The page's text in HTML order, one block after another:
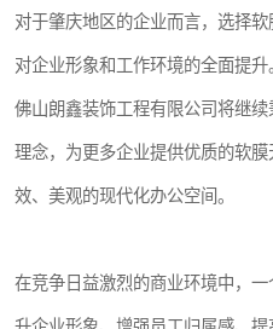
对于肇庆地区的企业而言，选择
对企业形象和工作环境的全面提升
佛山朗鑫装饰工程有限公司将继
理念，为更多企业提供优质的软
效、美观的现代化办公空间。
在竞争日益激烈的商业环境中，